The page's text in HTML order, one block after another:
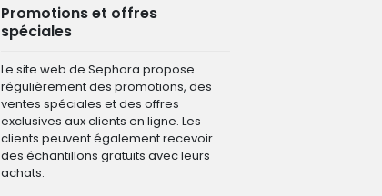
Promotions et offres
spéciales
Le site web de Sephora propose
régulièrement des promotions, des
ventes spéciales et des offres
exclusives aux clients en ligne. Les
clients peuvent également recevoir
des échantillons gratuits avec leurs
achats.